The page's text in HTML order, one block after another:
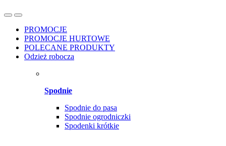
PROMOCJE
PROMOCJE HURTOWE
POLECANE PRODUKTY
Odzież robocza
Spodnie
Spodnie do pasa
Spodnie ogrodniczki
Spodenki krótkie